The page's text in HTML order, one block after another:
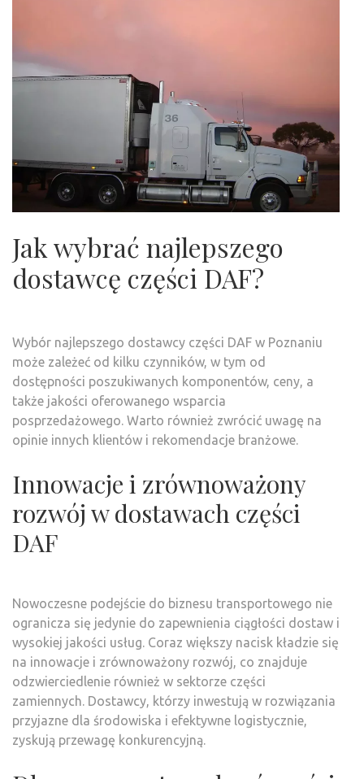
Jak wybrać najlepszego
dostawcę części DAF?
Wybór najlepszego dostawcy części DAF w Poznaniu
może zależeć od kilku czynników, w tym od
dostępności poszukiwanych komponentów, ceny, a
także jakości oferowanego wsparcia
posprzedażowego. Warto również zwrócić uwagę na
opinie innych klientów i rekomendacje branżowe.
Innowacje i zrównoważony
rozwój w dostawach części
DAF
Nowoczesne podejście do biznesu transportowego nie
ogranicza się jedynie do zapewnienia ciągłości dostaw i
wysokiej jakości usług. Coraz większy nacisk kładzie się
na innowacje i zrównoważony rozwój, co znajduje
odzwierciedlenie również w sektorze części
zamiennych. Dostawcy, którzy inwestują w rozwiązania
przyjazne dla środowiska i efektywne logistycznie,
zyskują przewagę konkurencyjną.